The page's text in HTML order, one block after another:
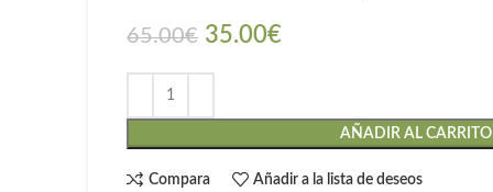
65.00€ 35.00€
AÑADIR AL CARRITO
Compara Añadir a la lista de deseos